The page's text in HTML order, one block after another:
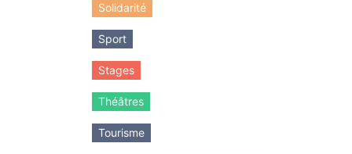
Solidarité
Sport
Stages
Théâtres
Tourisme